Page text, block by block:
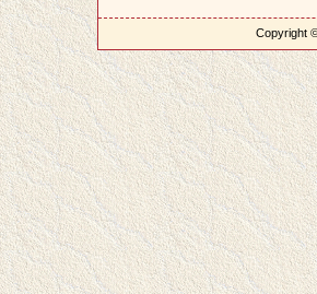
Copyright